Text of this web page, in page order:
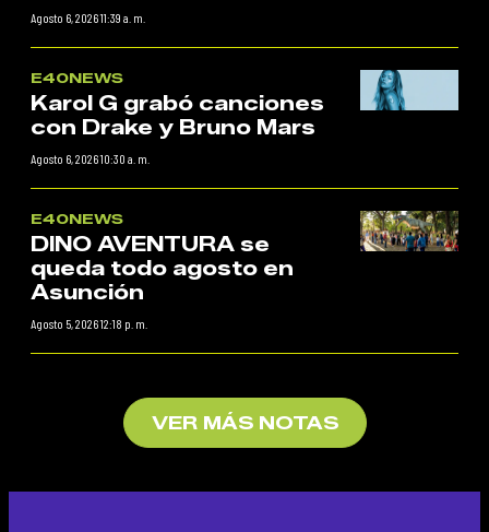
Agosto 6, 2026 11:39 a. m.
E40NEWS
Karol G grabó canciones
con Drake y Bruno Mars
Agosto 6, 2026 10:30 a. m.
E40NEWS
DINO AVENTURA se
queda todo agosto en
Asunción
Agosto 5, 2026 12:18 p. m.
VER MÁS NOTAS